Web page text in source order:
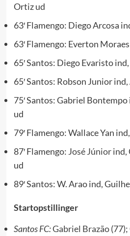
Ortiz ud
63′ Flamengo: Diego Arcosa
63′ Flamengo: Everton
65′ Santos: Diego Evaristo
65′ Santos: Robson Junior ind,
75′ Santos: Gabriel
ud
79′ Flamengo: Wallace Yan
87′ Flamengo: José Júniorind,
ud
89′ Santos: W. Arao ind,
Startopstillinger
Santos FC:Gabriel Brazão(77);